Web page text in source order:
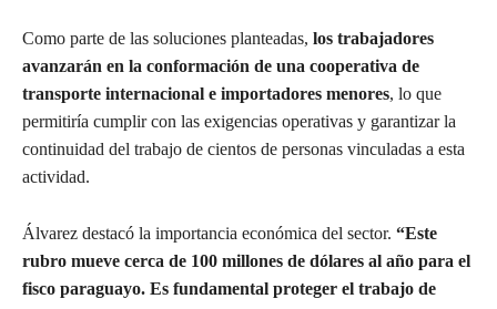
Como parte de las soluciones planteadas, los trabajadores
avanzarán en la conformación de una cooperativa de
transporte internacional e importadores menores, lo que
permitiría cumplir con las exigencias operativas y garantizar la
continuidad del trabajo de cientos de personas vinculadas a esta
actividad.
Álvarez destacó la importancia económica del sector. “Este
rubro mueve cerca de 100 millones de dólares al año para el
fisco paraguayo. Es fundamental proteger el trabajo de